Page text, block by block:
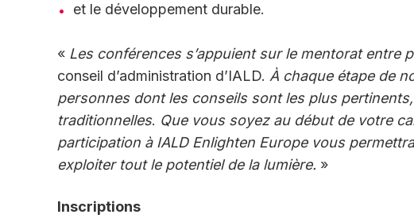
et le développement durable.
« Les conférences s’appuient sur le mentorat entre
conseil d’administration d’IALD. À chaque étape de
personnes dont les conseils sont les plus
traditionnelles. Que vous soyez au début de votre
participation à IALD Enlighten Europe vous
exploiter tout le potentiel de la lumière. »
Inscriptions